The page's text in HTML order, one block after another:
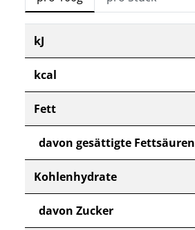
kJ
kcal
Fett
davon gesättigte Fettsäuren
Kohlenhydrate
davon Zucker